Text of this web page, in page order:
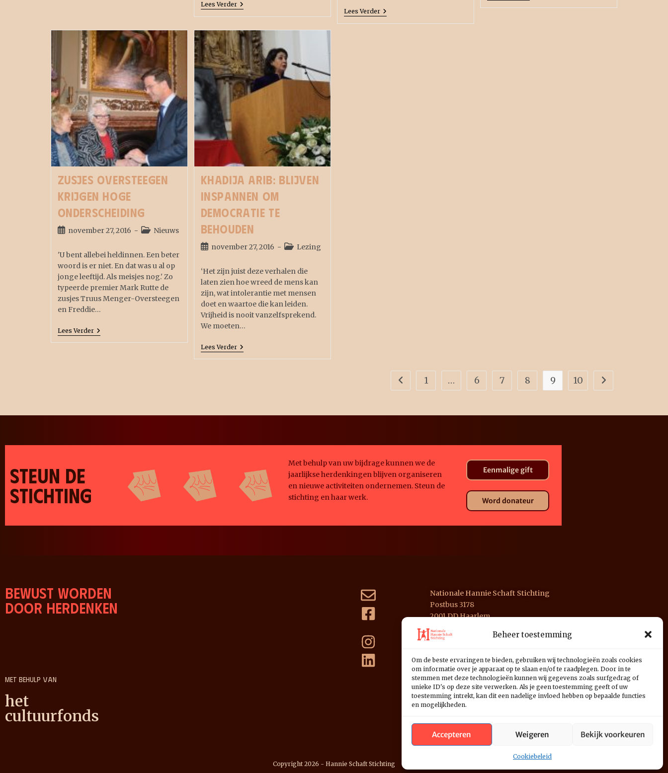
Beheer toestemming
Om de beste ervaringen te bieden, gebruiken wij technologieën zoals cookies
om informatie over je apparaat op te slaan en/of te raadplegen. Door in te
stemmen met deze technologieën kunnen wij gegevens zoals surfgedrag of
unieke ID's op deze site verwerken. Als je geen toestemming geeft of uw
toestemming intrekt, kan dit een nadelige invloed hebben op bepaalde functies
en mogelijkheden.
Accepteren Weigeren Bekijk voorkeuren
Cookiebeleid
Lees Verder
Lees Verder
Zusjes Oversteegen
krijgen hoge
onderscheiding
november 27, 2016 Nieuws
'U bent allebei heldinnen. Een beter
woord is er niet. En dat was u al op
jonge leeftijd. Als meisjes nog.' Zo
typeerde premier Mark Rutte de
zusjes Truus Menger-Oversteegen
en Freddie…
Lees Verder
Khadija Arib: Blijven
inspannen om
democratie te
behouden
november 27, 2016 Lezing
‘Het zijn juist deze verhalen die
laten zien hoe wreed de mens kan
zijn, wat intolerantie met mensen
doet en waartoe die kan leiden.
Vrijheid is nooit vanzelfsprekend.
We moeten…
Lees Verder
1 … 6 7 8 9 10
STEUN DE
STICHTING
Met behulp van uw bijdrage kunnen we de
jaarlijkse herdenkingen blijven organiseren
en nieuwe activiteiten ondernemen. Steun de
stichting en haar werk.
Eenmalige gift
Word donateur
Bewust worden
door herdenken
Met behulp van
het
cultuurfonds
Nationale Hannie Schaft Stichting
Postbus 3178
2001 DD Haarlem
NL39 INGB 0676 1125 01
Copyright 2026 - Hannie Schaft Stichting